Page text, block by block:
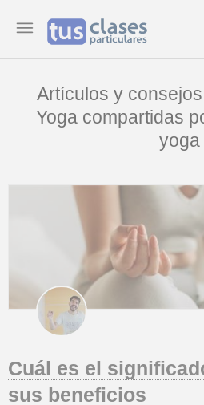
Artículos y
Yoga compartidas
yoga
Cuál es el
sus beneficios